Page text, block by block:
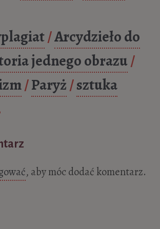
/Arcydzieło do
jednego obrazu/
/Paryż/sztuka
, aby móc dodać komentarz.